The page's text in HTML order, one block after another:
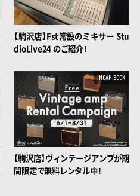
【駒沢店】Fst常設のミキサー Stu
dioLive24 のご紹介！
NOAH BOOK
【駒沢店】ヴィンテージアンプが期
間限定で無料レンタル中！